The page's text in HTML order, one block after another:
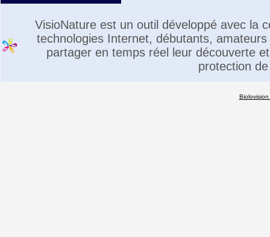
VisioNature est un outil développé avec la
technologies Internet, débutants,
partager en temps réel leur découverte
protection
Biolovision